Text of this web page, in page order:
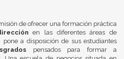
de ofrecer una formación práctica
en las diferentes áreas de
, pone a disposición de sus estudiantes
pensados para formar a